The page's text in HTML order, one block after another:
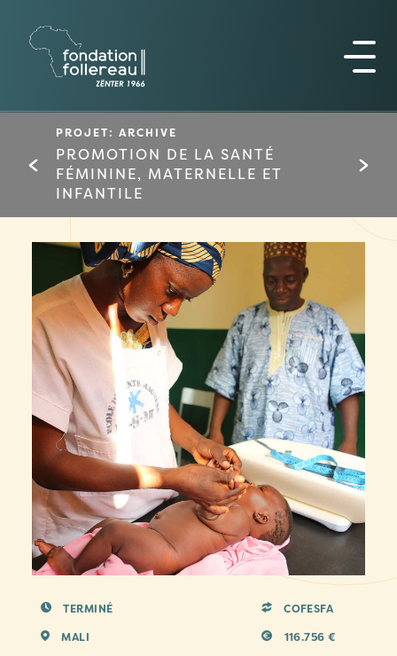
PROJET: ARCHIVE
PROMOTION DE LA SANTÉ
FÉMININE, MATERNELLE ET
INFANTILE
TERMINÉ
COFESFA
MALI
116.756 €